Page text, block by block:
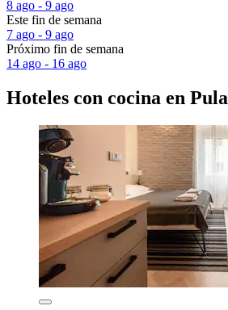
8 ago - 9 ago
Este fin de semana
7 ago - 9 ago
Próximo fin de semana
14 ago - 16 ago
Hoteles con cocina en Pula